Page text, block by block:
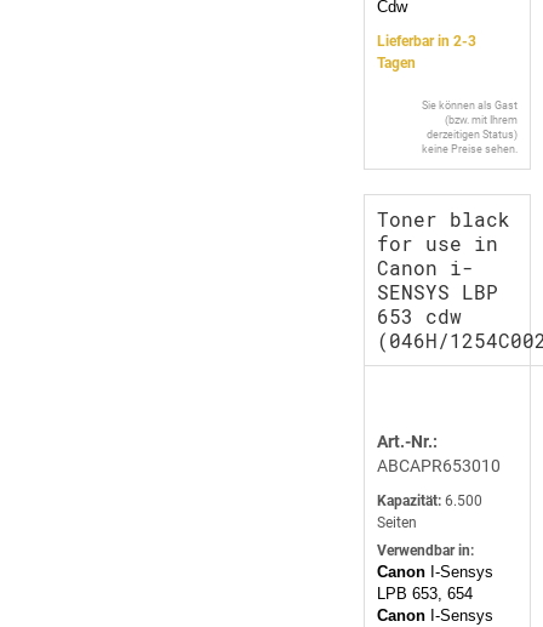
Cdw
Lieferbar in 2-3
Tagen
Sie können als Gast
(bzw. mit Ihrem
derzeitigen Status)
keine Preise sehen.
Toner black
for use in
Canon i-
SENSYS LBP
653 cdw
(046H/
Art.-Nr.:
ABCAPR653010
Kapazität: 6.500
Seiten
Verwendbar in:
Canon I-Sensys
LPB 653, 654
Canon I-Sensys